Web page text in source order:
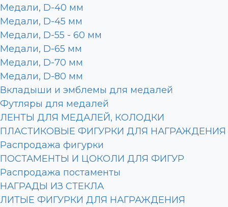
Медали, D-40 мм
Медали, D-45 мм
Медали, D-55 - 60 мм
Медали, D-65 мм
Медали, D-70 мм
Медали, D-80 мм
Вкладыши и эмблемы для медалей
Футляры для медалей
ЛЕНТЫ ДЛЯ МЕДАЛЕЙ, КОЛОДКИ
ПЛАСТИКОВЫЕ ФИГУРКИ ДЛЯ НАГРАЖДЕНИЯ
Распродажа фигурки
ПОСТАМЕНТЫ И ЦОКОЛИ ДЛЯ ФИГУР
Распродажа постаменты
НАГРАДЫ ИЗ СТЕКЛА
ЛИТЫЕ ФИГУРКИ ДЛЯ НАГРАЖДЕНИЯ